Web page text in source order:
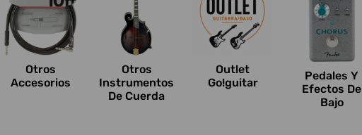
n
e
Otros
Accesorios
Otros
Instrumentos
De Cuerda
Outlet
Go!guitar
Pedales Y
Efectos De
Bajo